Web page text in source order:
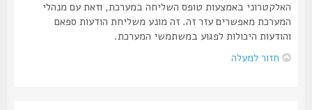
האלקטרוני באמצעות טופס השליחה במערכת, וזאת עם מנהלי
המערכת מאפשרים עזר זה. זה מונע משליחת הודעות ספאם
והודעות היכולות לפגוע במשתמשי המערכת.
חזור למעלה